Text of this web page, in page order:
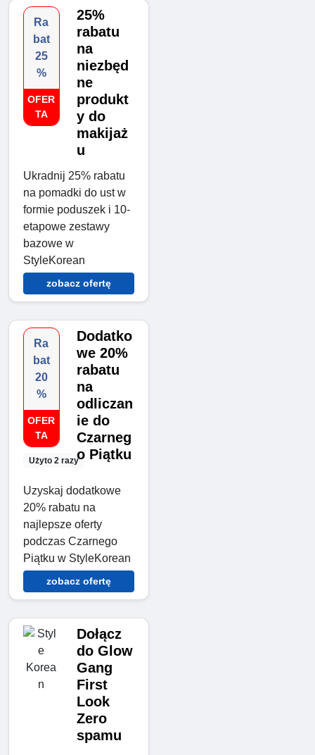
Ra
bat
25
%
OFER
TA
25%
rabatu
na
niezbęd
ne
produkt
y do
makijaż
u
Ukradnij 25% rabatu
na pomadki do ust w
formie poduszek i 10-
etapowe zestawy
bazowe w
StyleKorean
zobacz ofertę
Ra
bat
20
%
OFER
TA
Użyto 2 razy
Dodatko
we 20%
rabatu
na
odliczan
ie do
Czarneg
o Piątku
Uzyskaj dodatkowe
20% rabatu na
najlepsze oferty
podczas Czarnego
Piątku w StyleKorean
zobacz ofertę
Dołącz
do Glow
Gang
First
Look
Zero
spamu